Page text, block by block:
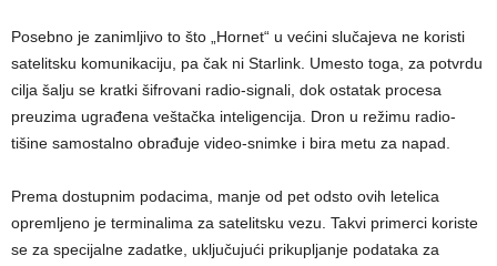
Posebno je zanimljivo to što „Hornet“ u većini slučajeva ne koristi
satelitsku komunikaciju, pa čak ni Starlink. Umesto toga, za potvrdu
cilja šalju se kratki šifrovani radio-signali, dok ostatak procesa
preuzima ugrađena veštačka inteligencija. Dron u režimu radio-
tišine samostalno obrađuje video-snimke i bira metu za napad.
Prema dostupnim podacima, manje od pet odsto ovih letelica
opremljeno je terminalima za satelitsku vezu. Takvi primerci koriste
se za specijalne zadatke, uključujući prikupljanje podataka za